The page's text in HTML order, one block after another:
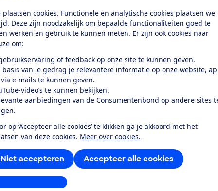
plaatsen cookies. Functionele en analytische cookies plaatsen we
Deze zijn noodzakelijk om bepaalde functionaliteiten goed te
werken en gebruik te kunnen meten. Er zijn ook cookies naar
om:
of feedback op onze site te kunnen geven.
basis van je gedrag je relevantere informatie op onze website,
e-mails te kunnen geven.
video’s te kunnen bekijken.
aanbiedingen van de Consumentenbond op andere sites
op ‘Accepteer alle cookies’ te klikken ga je akkoord met het
van deze cookies. Meer over cookies.
Accepteer alle cookies
Niet accepteren
aanpassen
Word lid
Al lid? Log in
dit product
door de Consumentenbond
Het is een smart-tv met onder meer apps voor Netflix en
Verder is deze tv geschikt voor HDR-beeldmateriaal.
bij Digitenne, kabel-tv en satelliet-tv providers. Je hebt wel